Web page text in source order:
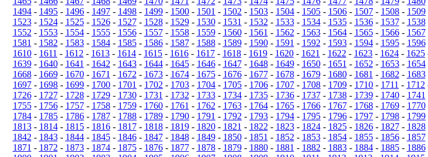
1494 - 1495 - 1496 - 1497 - 1498 - 1499 - 1500 - 1501 - 1502 - 1503 - 1504 - 1505 - 1506 - 1507 - 1508 - 1509
1523- 1524- 1525- 1526- 1527- 1528- 1529- 1530- 1531 - 1532 - 1533- 1534- 1535- 1536- 1537- 1538
1552 - 1553- 1554- 1555- 1556- 1557- 1558- 1559- 1560- 1561 - 1562 - 1563- 1564- 1565- 1566- 1567
1581 - 1582 - 1583- 1584- 1585- 1586- 1587- 1588- 1589- 1590- 1591 - 1592 - 1593- 1594- 1595- 1596
1610 - 1611 - 1612 - 1613 - 1614 - 1615 - 1616 - 1617 - 1618 - 1619 - 1620 - 1621 - 1622 - 1623 - 1624 - 1625
1639- 1640- 1641 - 1642 - 1643- 1644- 1645- 1646- 1647- 1648- 1649- 1650- 1651 - 1652 - 1653- 1654
1668- 1669- 1670- 1671 - 1672 - 1673- 1674- 1675- 1676- 1677- 1678- 1679- 1680- 1681 - 1682 - 1683
1697 - 1698 - 1699 - 1700 - 1701 - 1702 - 1703 - 1704 - 1705 - 1706 - 1707 - 1708 - 1709 - 1710 - 1711 - 1712
1726- 1727- 1728- 1729- 1730- 1731 - 1732 - 1733- 1734- 1735- 1736- 1737- 1738- 1739- 1740- 1741
1755- 1756- 1757- 1758- 1759- 1760- 1761 - 1762 - 1763- 1764- 1765- 1766- 1767- 1768- 1769- 1770
1784 - 1785 - 1786 - 1787 - 1788 - 1789 - 1790 - 1791 - 1792 - 1793 - 1794 - 1795 - 1796 - 1797 - 1798 - 1799
1813- 1814- 1815- 1816- 1817- 1818- 1819- 1820- 1821 - 1822 - 1823- 1824- 1825- 1826- 1827- 1828
1842 - 1843- 1844- 1845- 1846- 1847- 1848- 1849- 1850- 1851 - 1852 - 1853- 1854- 1855- 1856- 1857
1871 - 1872 - 1873- 1874- 1875- 1876- 1877- 1878- 1879- 1880- 1881 - 1882 - 1883- 1884- 1885- 1886